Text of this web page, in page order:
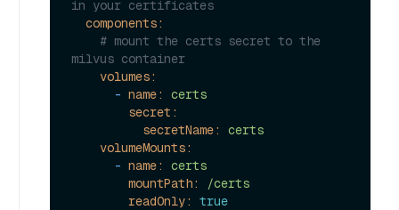
in your certificates
components:
# mount the certs secret to the
milvus container
volumes:
- name:
certs
secret:
secretName:
certs
volumeMounts:
- name:
certs
mountPath:
/certs
readOnly:
true